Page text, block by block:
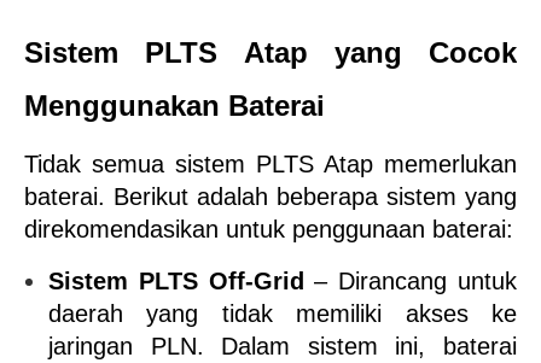
Sistem PLTS Atap yang Cocok
Menggunakan Baterai
Tidak semua sistem PLTS Atap memerlukan
baterai. Berikut adalah beberapa sistem yang
direkomendasikan untuk penggunaan baterai:
Sistem PLTS Off-Grid – Dirancang untuk
daerah yang tidak memiliki akses ke
jaringan PLN. Dalam sistem ini, baterai